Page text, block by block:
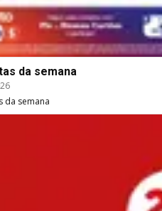
da semana
da semana